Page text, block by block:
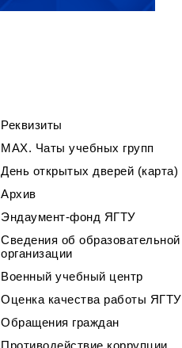
Реквизиты
МАХ. Чаты учебных групп
День открытых дверей (карта)
Архив
Эндаумент-фонд ЯГТУ
Сведения об образовательной
организации
Военный учебный центр
Оценка качества работы ЯГТУ
Обращения граждан
Противодействие коррупции